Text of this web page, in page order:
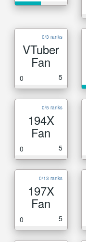
0/3 ranks
VTuber
Fan
0 5
0/5 ranks
194X
Fan
0 5
0/13 ranks
197X
Fan
0 5